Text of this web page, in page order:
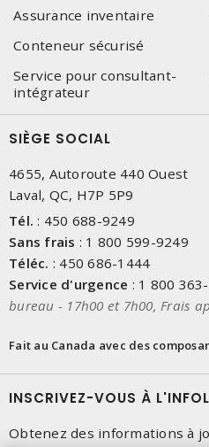
Assurance inventaire
Conteneur sécurisé
Service pour consultant-
intégrateur
SIÈGE SOCIAL
4655, Autoroute 440 Ouest
Laval, QC, H7P 5P9
Tél. : 450 688-9249
Sans frais : 1 800 599-9249
Téléc. : 450 686-1444
Service d'urgence : 1 800
bureau - 17h00 et 7h00, Frais
Fait au Canada avec des
INSCRIVEZ-VOUS À
Obtenez des informations à